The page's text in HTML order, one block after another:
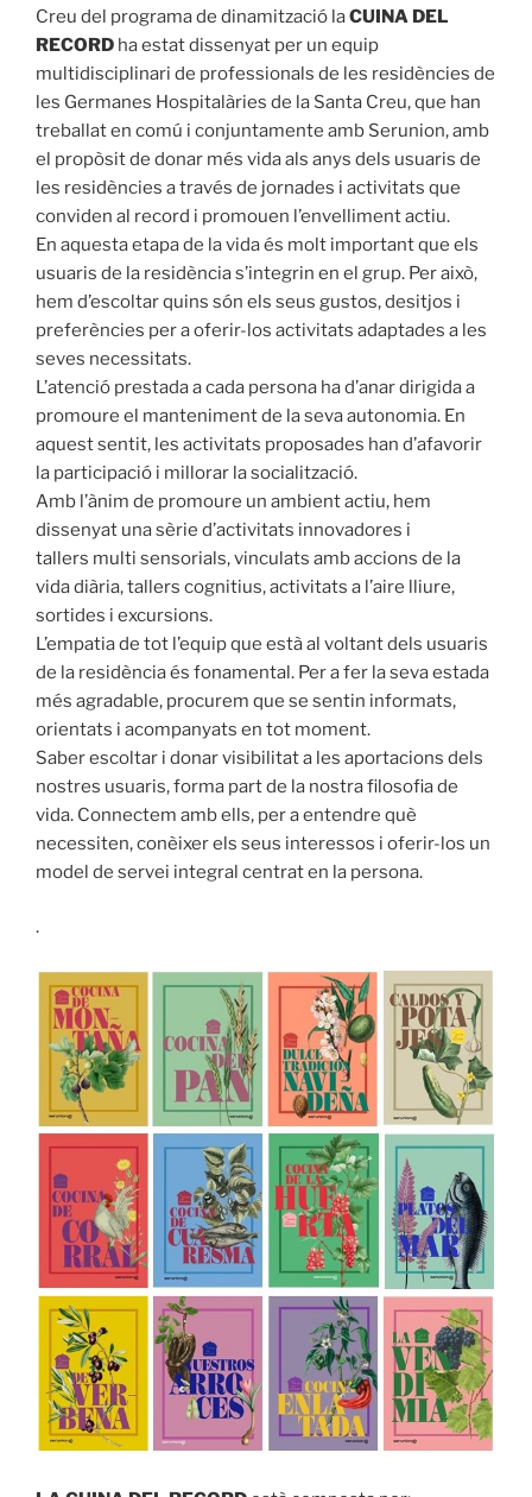
Creu del programa de dinamització laCUINA DEL
RECORD ha estat dissenyat per un equip
multidisciplinari de professionals de les residències de
les Germanes Hospitalàries de la Santa Creu, que han
treballat en comú i conjuntamente amb Serunion, amb
el propòsit de donar més vida als anys dels usuaris de
les residències a través de jornades i activitats que
conviden al record i promouen l’envelliment actiu.
En aquesta etapa de la vida és molt important que els
usuaris de la residència s’integrin en el grup. Per això,
hem d’escoltar quins són els seus gustos, desitjos i
preferències per a oferir-los activitats adaptades a les
seves necessitats.
L’atenció prestada a cada persona ha d’anar dirigida a
promoure el manteniment de la seva autonomia. En
aquest sentit, les activitats proposades han d’afavorir
la participació i millorar la socialització.
Amb l’ànim de promoure un ambient actiu, hem
dissenyat una sèrie d’activitats innovadores i
tallers multi sensorials, vinculats amb accions de la
vida diària, tallers cognitius, activitats a l’aire lliure,
sortides i excursions.
L’empatia de tot l’equip que està al voltant dels usuaris
de la residència és fonamental. Per a fer la seva estada
més agradable, procurem que se sentin informats,
orientats i acompanyats en tot moment.
Saber escoltar i donar visibilitat a les aportacions dels
nostres usuaris, forma part de la nostra filosofia de
vida. Connectem amb ells, per a entendre què
necessiten, conèixer els seus interessos i oferir-los un
model de servei integral centrat en la persona.
.